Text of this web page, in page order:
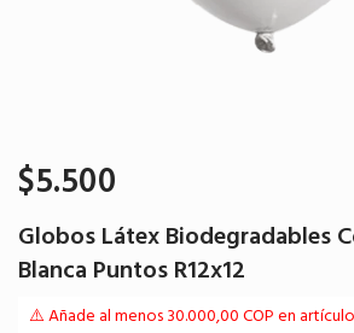
$5.500
Globos Látex Biodegradables
Blanca Puntos R12x12
⚠️ Añade al menos 30.000,00 COP en